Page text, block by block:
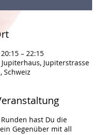
– 22:15
Jupiterstrasse
Schweiz
hast Du die
Gegenüber mit all